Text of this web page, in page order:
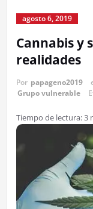
agosto 6, 2019
Cannabis y
realidades
Por papageno2019
Grupo vulnerable
Tiempo de lectura:3